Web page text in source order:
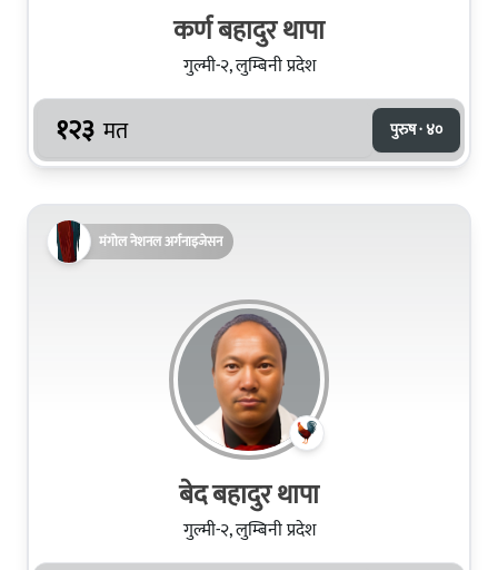
कर्ण बहादुर थापा
गुल्मी-२, लुम्बिनी प्रदेश
१२३ मत पुरुष · ४०
मंगोल नेशनल अर्गनाइजेसन
बेद बहादुर थापा
गुल्मी-२, लुम्बिनी प्रदेश